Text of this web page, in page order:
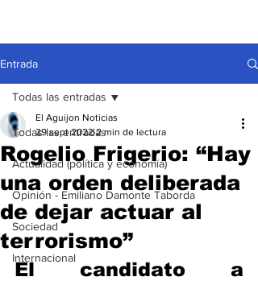
Entrada
Todas las entradas
Actualidad (política y economía)
Opinión - Emiliano Damonte Taborda
Sociedad
Internacional
Todas las entradas
Rogelio Frigerio: “Hay
una orden deliberada
de dejar actuar al
terrorismo”
El Aguijon Noticias
29 sept 2022 2 min de lectura
El candidato a